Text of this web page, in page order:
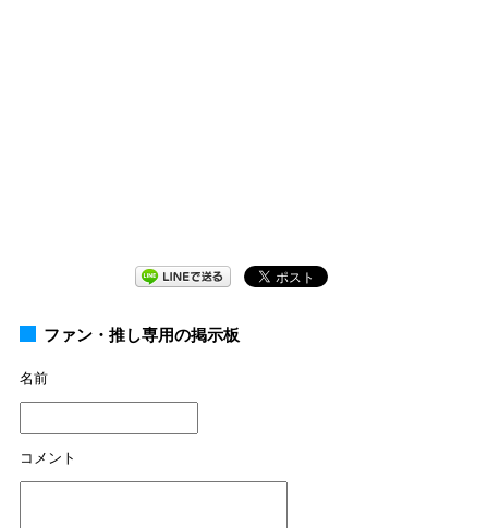
ファン・推し専用の掲示板
名前
コメント